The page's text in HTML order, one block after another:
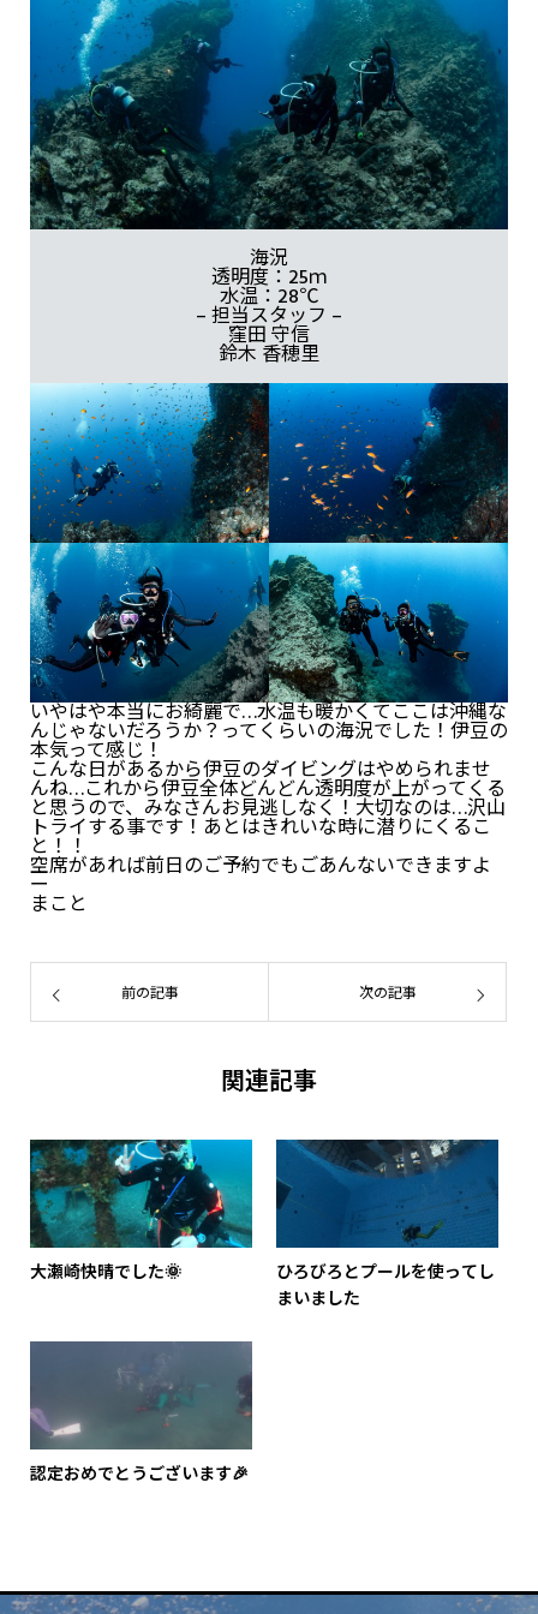
海況
透明度：25ｍ
水温：28℃
– 担当スタッフ –
窪田 守信
鈴木 香穂里
いやはや本当にお綺麗で…水温も暖かくてここは沖縄な
んじゃないだろうか？ってくらいの海況でした！伊豆の
本気って感じ！
こんな日があるから伊豆のダイビングはやめられませ
んね…これから伊豆全体どんどん透明度が上がってくる
と思うので、みなさんお見逃しなく！大切なのは…沢山
トライする事です！あとはきれいな時に潜りにくるこ
と！！
空席があれば前日のご予約でもごあんないできますよ
ー
まこと
前の記事 次の記事
関連記事
大瀬崎快晴でした🌞
ひろびろとプールを使ってし
まいました
認定おめでとうございます🎉